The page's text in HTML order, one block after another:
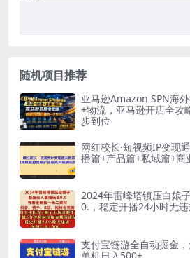
随机项目推荐
亚马逊Amazon SPN海
+物流，亚马逊开店全攻
步到位
网红校长·短视频IP变现
播篇+产品篇+私域篇+商
2024年雷峰塔镇压白娘
0.，稳定开播24小时无
支付宝链游全自动掘金
单机日入500+